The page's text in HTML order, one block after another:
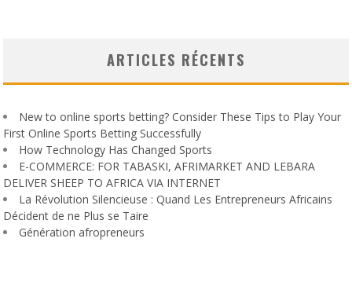
ARTICLES RÉCENTS
New to online sports betting? Consider These Tips to Play Your
First Online Sports Betting Successfully
How Technology Has Changed Sports
E-COMMERCE: FOR TABASKI, AFRIMARKET AND LEBARA
DELIVER SHEEP TO AFRICA VIA INTERNET
La Révolution Silencieuse : Quand Les Entrepreneurs Africains
Décident de ne Plus se Taire
Génération afropreneurs